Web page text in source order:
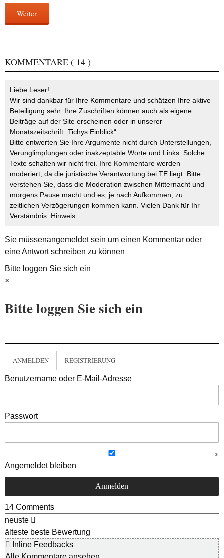
Weiter
KOMMENTARE ( 14 )
Liebe Leser!
Wir sind dankbar für Ihre Kommentare und schätzen Ihre aktive
Beteiligung sehr. Ihre Zuschriften können auch als eigene
Beiträge auf der Site erscheinen oder in unserer
Monatszeitschrift „Tichys Einblick“.
Bitte entwerten Sie Ihre Argumente nicht durch Unterstellungen,
Verunglimpfungen oder inakzeptable Worte und Links. Solche
Texte schalten wir nicht frei. Ihre Kommentare werden
moderiert, da die juristische Verantwortung bei TE liegt. Bitte
verstehen Sie, dass die Moderation zwischen Mitternacht und
morgens Pause macht und es, je nach Aufkommen, zu
zeitlichen Verzögerungen kommen kann. Vielen Dank für Ihr
Verständnis. Hinweis
Sie müssenangemeldetsein um einen Kommentar oder
eine Antwort schreiben zu können
Bitte loggen Sie sich ein
×
Bitte loggen Sie sich ein
ANMELDEN REGISTRIERUNG
Benutzername oder E-Mail-Adresse
Passwort
Angemeldet bleiben
14 Comments
neuste
älteste beste Bewertung
Inline Feedbacks